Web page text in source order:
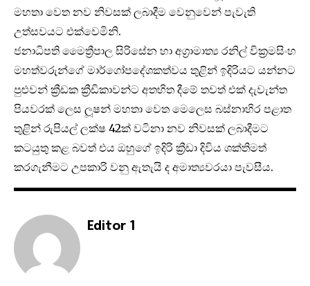
මහතා වෙත නව නිවසක් ලබාදීම වෙනුවෙන් පැවැති
උත්සවයට එක්වෙමිනි.
ජනාධිපති මෛත්‍රීපාල සිරිසේන හා අග්‍රාමාත්‍ය රනිල් වික්‍රමසිංහ
මහත්වරුන්ගේ මාර්ගෝපදේශකත්වය තුළින් ඉදිරියට යන්නට
පුළුවන් ක්‍රීඩක ක්‍රීඩිකාවන්ට අතහිත දීමේ තවත් එක් දැවැන්ත
පියවරක් ලෙස ලූෂන් මහතා වෙත මෙලෙස බස්නාහිර පළාත
තුළින් රුපියල් ලක්ෂ 42ක් වටිනා නව නිවසක් ලබාදීමට
කටයුතු කළ බවත් එය ඔහුගේ ඉදිරි ක්‍රීඩා දිවිය ශක්තිමත්
කරගැනීමට උපකාරි වනු ඇතැයි ද අමාත්‍යවරයා පැවසීය.
Editor 1